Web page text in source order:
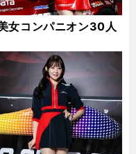
女コンパニオン30人